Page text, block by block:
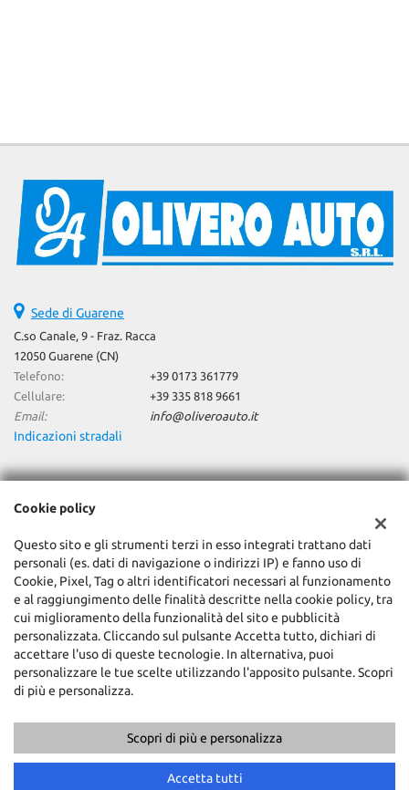
Sede di Guarene
C.so Canale, 9 - Fraz. Racca
12050 Guarene (CN)
Telefono:
+39 0173 361779
Cellulare:
+39 335 818 9661
Email:
info@oliveroauto.it
Indicazioni stradali
Dati fiscali:
Olivero Auto Srl
C.so Canale, 9 - Fraz. Racca, Guarene (CN)
C.F/P.IVA:02066560042
Registro delle imprese:CN
Copyright © 2026 GestionaleAuto.com S.r.l., Tutti i diritti riservati -
Leggi l'informativa sulla privacy-Cookie Policy
GestionaleAuto.com
Cookie policy
Questo sito e gli strumenti terzi in esso integrati trattano dati
personali (es. dati di navigazione o indirizzi IP) e fanno uso di
Cookie, Pixel, Tag o altri identificatori necessari al funzionamento
e al raggiungimento delle finalità descritte nella cookie policy, tra
cui miglioramento della funzionalità del sito e pubblicità
personalizzata. Cliccando sul pulsante Accetta tutto, dichiari di
accettare l'uso di queste tecnologie. In alternativa, puoi
personalizzare le tue scelte utilizzando l'apposito pulsante. Scopri
di più e personalizza.
Scopri di più e personalizza
Accetta tutti